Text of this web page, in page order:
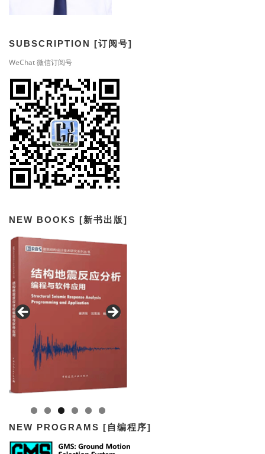
SUBSCRIPTION [订阅号]
WeChat 微信订阅号
NEW BOOKS [新书出版]
NEW PROGRAMS [自编程序]